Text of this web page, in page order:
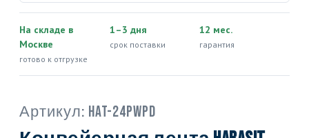
На складе в
Москве
готово к отгрузке
1–3 дня
срок поставки
12 мес.
гарантия
Артикул: HAT-24PWPD